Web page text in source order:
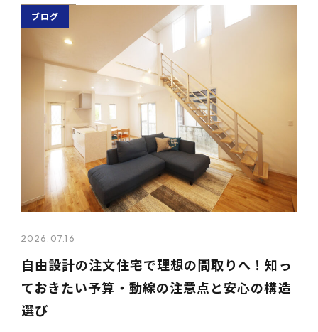
ブログ
2026.07.16
自由設計の注文住宅で理想の間取りへ！知っ
ておきたい予算・動線の注意点と安心の構造
選び